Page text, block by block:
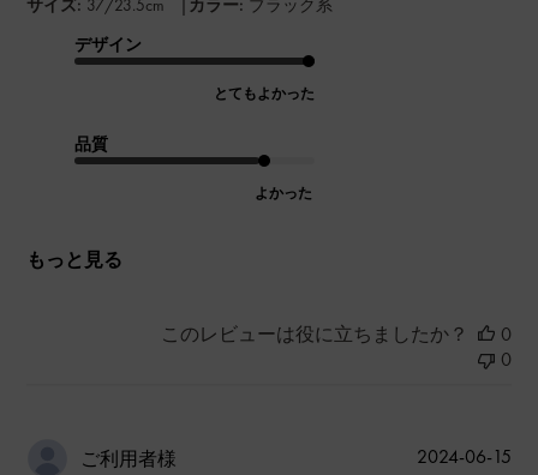
サイズ: 37/23.5cm カラー: ブラック系
デザイン
とてもよかった
品質
よかった
もっと見る
このレビューは役に立ちましたか？
0
0
ご利用者様
公
2024-06-15